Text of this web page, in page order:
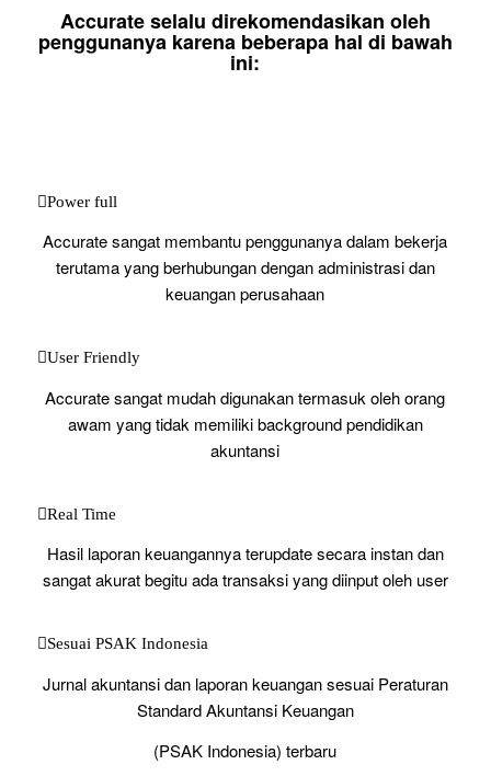
Accurate selalu direkomendasikan oleh
penggunanya karena beberapa hal di bawah
ini:
Power full
Accurate sangat membantu penggunanya dalam bekerja
terutama yang berhubungan dengan administrasi dan
keuangan perusahaan
User Friendly
Accurate sangat mudah digunakan termasuk oleh orang
awam yang tidak memiliki background pendidikan
akuntansi
Real Time
Hasil laporan keuangannya terupdate secara instan dan
sangat akurat begitu ada transaksi yang diinput oleh user
Sesuai PSAK Indonesia
Jurnal akuntansi dan laporan keuangan sesuai Peraturan
Standard Akuntansi Keuangan
(PSAK Indonesia) terbaru